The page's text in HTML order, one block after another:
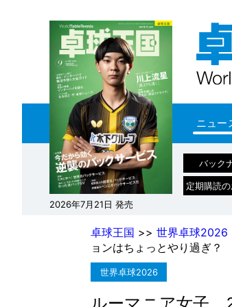
ニュー
2026年7月21日 発売
バック
定期購読
卓球王国 >> 世界卓球2026
ョンはちょっとやり過ぎ？
世界卓球2026